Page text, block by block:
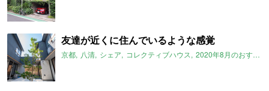
友達が近くに住んでいるような感覚
京都 八清 シェア コレクティブハウス 2020年8月のおすすめ